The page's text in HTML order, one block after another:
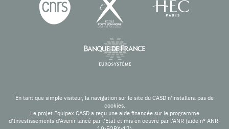
En tant que simple visiteur, la navigation sur le site du CASD n'installera pas de
cookies.
Le projet Equipex CASD a reçu une aide financée sur le programme
d’Investissements d’Avenir lancé par l’Etat et mis en oeuvre par l’ANR (aide n° ANR-